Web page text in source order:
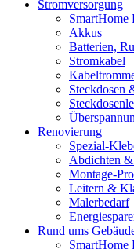
Stromversorgung
SmartHome
Akkus
Batterien,
Stromkabel
Steckdosen
Renovierung
Spezial-
Abdichten
Montage-
Leitern &
Malerbedarf
Rund ums
SmartHome